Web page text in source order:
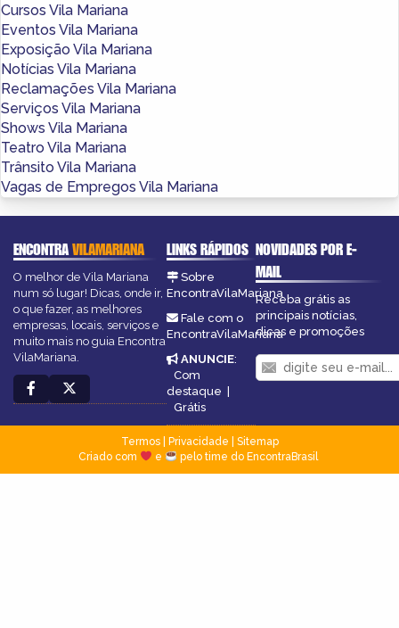
Cursos Vila Mariana
Eventos Vila Mariana
Exposição Vila Mariana
Notícias Vila Mariana
Reclamações Vila Mariana
Serviços Vila Mariana
Shows Vila Mariana
Teatro Vila Mariana
Trânsito Vila Mariana
Vagas de Empregos Vila Mariana
ENCONTRAVILAMARIANA
O melhor de Vila Mariana
num só lugar! Dicas, onde ir,
o que fazer, as melhores
empresas, locais, serviços e
muito mais no guia Encontra
VilaMariana.
LINKS RÁPIDOS
Sobre
EncontraVilaMariana
Fale com o
EncontraVilaMariana
ANUNCIE:
Com
destaque
Grátis
NOVIDADES POR E-
MAIL
Receba grátis as
principais notícias,
dicas e promoções
Termos| Privacidade
Sitemap
Criado com
e pelo time do EncontraBrasil